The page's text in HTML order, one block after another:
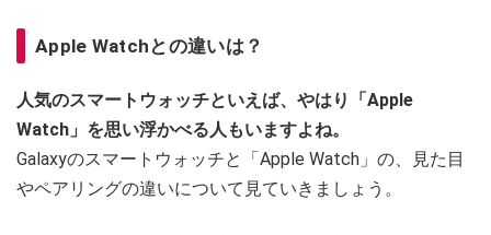
Apple Watchとの違いは？
人気のスマートウォッチといえば、やはり「Apple
Watch」を思い浮かべる人もいますよね。
Galaxyのスマートウォッチと「Apple Watch」の、見た目
やペアリングの違いについて見ていきましょう。